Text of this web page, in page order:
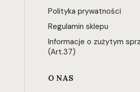
Polityka prywatności
Regulamin sklepu
Informacje o zużytym
(Art.37)
O NAS